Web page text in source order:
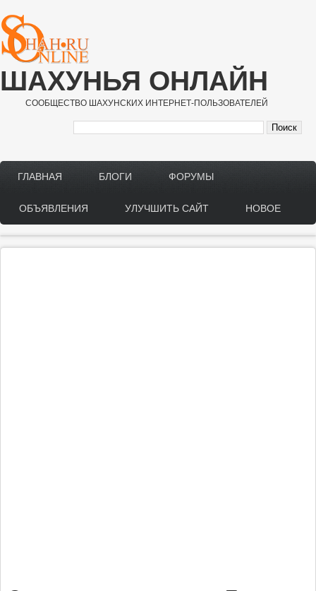
Перейти к основному содержанию
ШАХУНЬЯ ОНЛАЙН
СООБЩЕСТВО ШАХУНСКИХ ИНТЕРНЕТ-ПОЛЬЗОВАТЕЛЕЙ
Main menu
ГЛАВНАЯ БЛОГИ ФОРУМЫ
ОБЪЯВЛЕНИЯ УЛУЧШИТЬ САЙТ НОВОЕ